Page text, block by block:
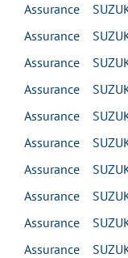
Assurance
Assurance
Assurance
Assurance
Assurance
Assurance
Assurance
Assurance
Assurance
Assurance